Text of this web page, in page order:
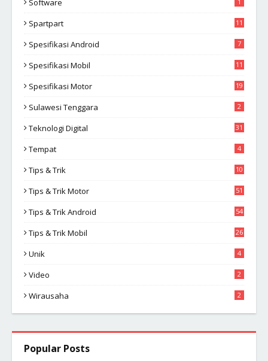
Software
Spartpart 11
Spesifikasi Android 7
Spesifikasi Mobil 11
Spesifikasi Motor 19
Sulawesi Tenggara 2
Teknologi Digital 31
Tempat 4
Tips & Trik
10
Tips & Trik Motor 51
Tips & Trik Android 54
Tips & Trik Mobil 26
Unik 4
Video 2
Wirausaha 2
Popular Posts